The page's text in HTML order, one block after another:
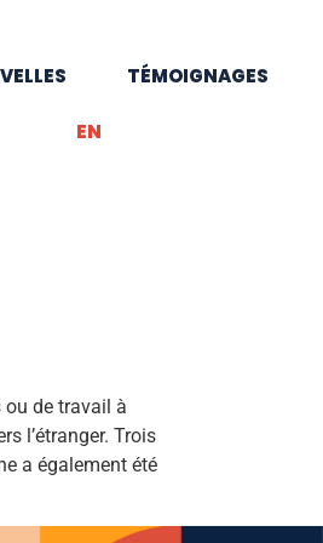
TÉMOIGNAGES
EN
ou de travail à
l’étranger. Trois
a également été